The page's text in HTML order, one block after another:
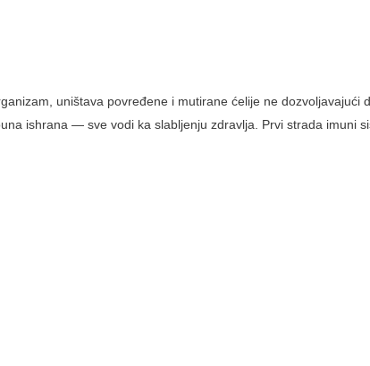
uništava povređene i mutirane ćelije ne dozvoljavajući
ishrana — sve vodi ka slabljenju zdravlja. Prvi strada imuni